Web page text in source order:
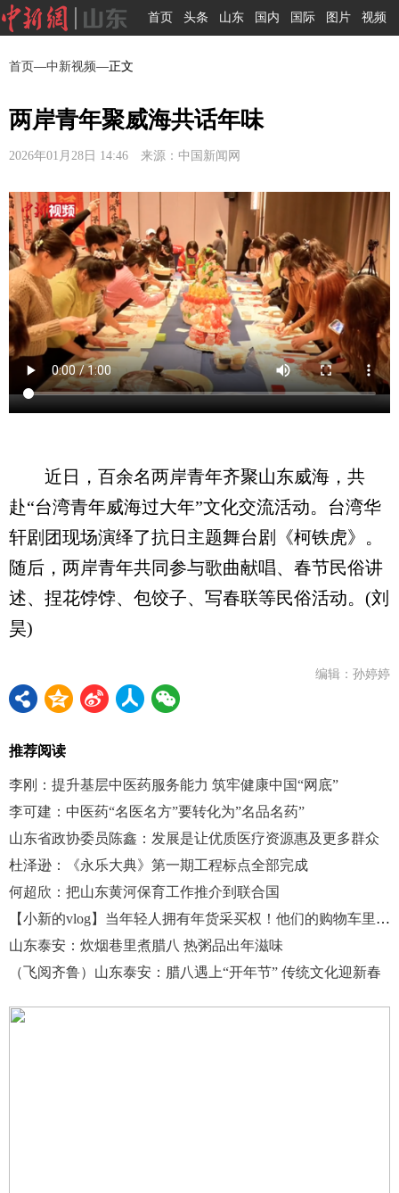
首页 头条 山东 国内 国际 图片 视频
首页—中新视频—正文
两岸青年聚威海共话年味
2026年01月28日 14:46 来源：中国新闻网
近日，百余名两岸青年齐聚山东威海，共
赴“台湾青年威海过大年”文化交流活动。台湾华
轩剧团现场演绎了抗日主题舞台剧《柯铁虎》。
随后，两岸青年共同参与歌曲献唱、春节民俗讲
述、捏花饽饽、包饺子、写春联等民俗活动。(刘
昊)
编辑：孙婷婷
推荐阅读
李刚：提升基层中医药服务能力 筑牢健康中国“网底”
李可建：中医药“名医名方”要转化为”名品名药”
山东省政协委员陈鑫：发展是让优质医疗资源惠及更多群众
杜泽逊：《永乐大典》第一期工程标点全部完成
何超欣：把山东黄河保育工作推介到联合国
【小新的vlog】当年轻人拥有年货采买权！他们的购物车里都有啥？
山东泰安：炊烟巷里煮腊八 热粥品出年滋味
（飞阅齐鲁）山东泰安：腊八遇上“开年节” 传统文化迎新春